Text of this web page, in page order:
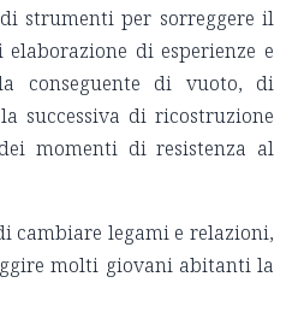
strumenti per sorreggere il
di esperienze e
conseguente di vuoto, di
successiva di ricostruzione
momenti di resistenza al
cambiare legami e relazioni,
molti giovani abitanti la